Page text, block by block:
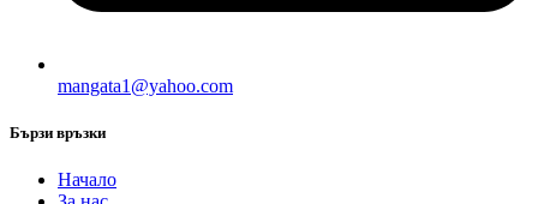
mangata1@yahoo.com
Бързи връзки
Начало